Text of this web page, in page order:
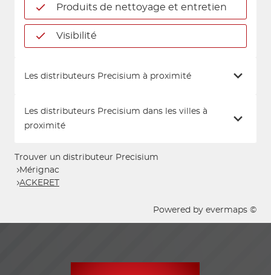
Produits de nettoyage et entretien
Visibilité
Les distributeurs Precisium à proximité
Les distributeurs Precisium dans les villes à
proximité
Trouver un distributeur Precisium
Mérignac
ACKERET
Powered by evermaps ©